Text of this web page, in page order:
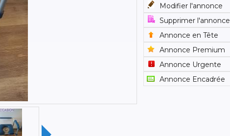
Modifier l'annonce
Supprimer l'annonce
Annonce en Tête
Annonce Premium
Annonce Urgente
Annonce Encadrée